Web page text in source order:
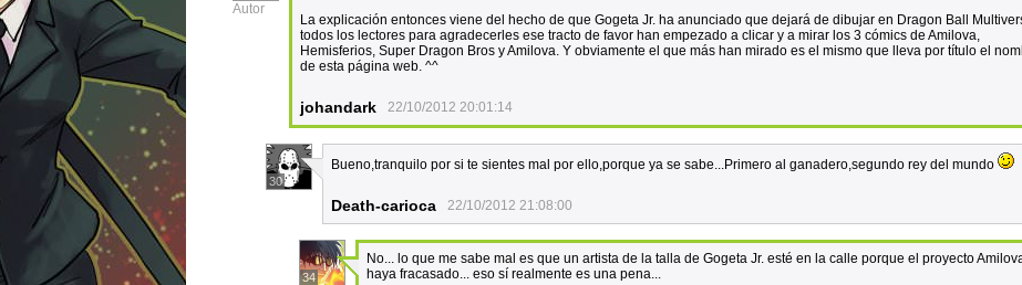
Autor
La explicación entonces viene del hecho de que Gogeta Jr. ha anunciado que dejará de dibujar en Dragon Ball
todos los lectores para agradecerles ese tracto de favor han empezado a clicar y a mirar los 3 cómics de Amilova,
Hemisferios, Super Dragon Bros y Amilova. Y obviamente el que más han mirado es el mismo que lleva por título el
de esta página web. ^^
johandark 22/10/2012 20:01:14
30
Bueno,tranquilo por si te sientes mal por ello,porque ya se sabe...Primero al ganadero,segundo rey del mundo
Death-carioca 22/10/2012 21:08:00
34
No... lo que me sabe mal es que un artista de la talla de Gogeta Jr. esté en la calle porque el proyecto
haya fracasado... eso sí realmente es una pena...